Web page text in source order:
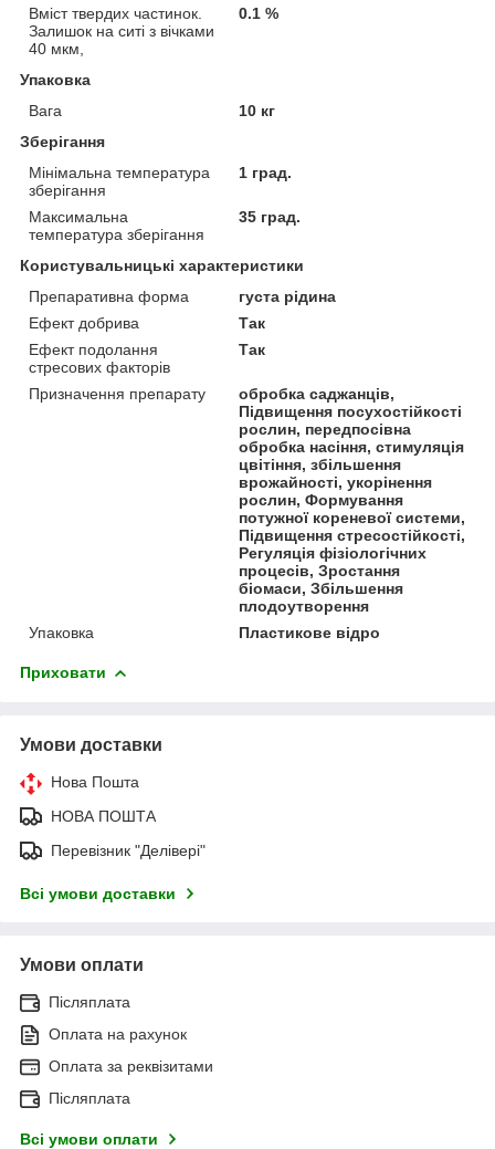
Вміст твердих частинок.
Залишок на ситі з вічками
40 мкм,
0.1 %
Упаковка
Вага
10 кг
Зберігання
Мінімальна температура
зберігання
1 град.
Максимальна
температура зберігання
35 град.
Користувальницькі характеристики
Препаративна форма
густа рідина
Ефект добрива
Так
Ефект подолання
стресових факторів
Так
Призначення препарату
обробка саджанців,
Підвищення посухостійкості
рослин, передпосівна
обробка насіння, стимуляція
цвітіння, збільшення
врожайності, укорінення
рослин, Формування
потужної кореневої системи,
Підвищення стресостійкості,
Регуляція фізіологічних
процесів, Зростання
біомаси, Збільшення
плодоутворення
Упаковка
Пластикове відро
Приховати
Умови доставки
Нова Пошта
НОВА ПОШТА
Перевізник "Делівері"
Всі умови доставки
Умови оплати
Післяплата
Оплата на рахунок
Оплата за реквізитами
Післяплата
Всі умови оплати